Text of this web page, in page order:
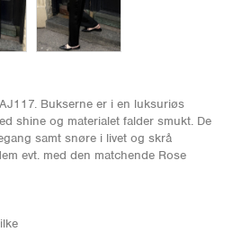
Bukserne er i en luksuriøs
shine og materialet falder smukt. De
samt snøre i livet og skrå
evt. med den matchende Rose